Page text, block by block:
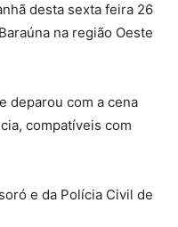
desta sexta feira 26
na região Oeste
deparou com a cena
compatíveis com
e da Polícia Civil de